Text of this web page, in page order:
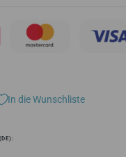
In die Wunschliste